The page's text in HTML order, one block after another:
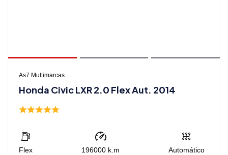
As7 Multimarcas
Honda Civic LXR 2.0 Flex Aut. 2014
Flex 196000 k.m Automático